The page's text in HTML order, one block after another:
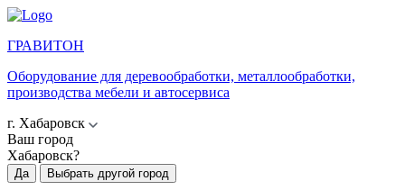
ГРАВИТОН
Оборудование для деревообработки, металлообработки,
производства мебели и автосервиса
г. Хабаровск
Ваш город
Хабаровск?
Да Выбрать другой город